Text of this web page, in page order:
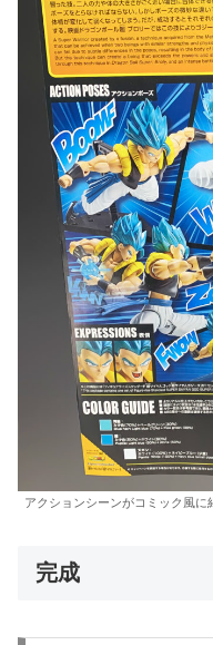
アクションシーンがコミック風に
完成